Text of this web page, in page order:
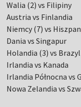
Walia (2) vs Filipiny
Austria vs Finlandia
Niemcy (7) vs
Dania vs Singapur
Holandia (3) vs
Irlandia vs Kanada
Irlandia Północna vs
Nowa Zelandia vs